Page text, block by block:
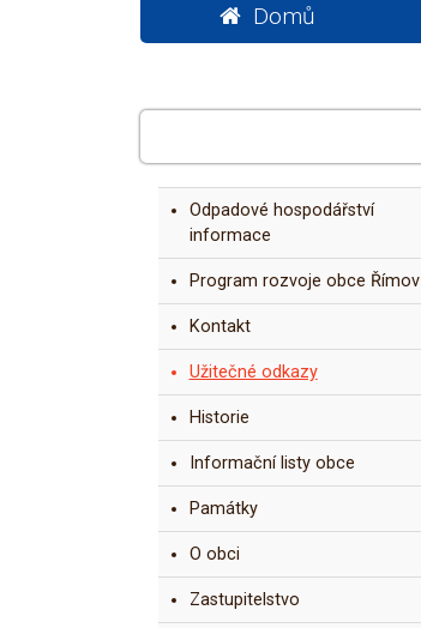
Domů
Odpadové hospodářství
informace
Program rozvoje obce Římov
Kontakt
Užitečné odkazy
Historie
Informační listy obce
Památky
O obci
Zastupitelstvo